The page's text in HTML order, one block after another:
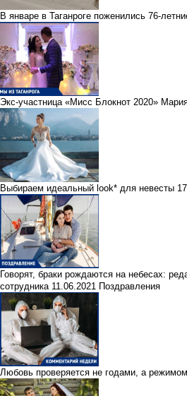
В январе в Таганроге поженились 76-
Экс-участница «Мисс Блокнот 2020»
Выбираем идеальный look* для невесты
Говорят, браки рождаются на небесах:
сотрудника 11.06.2021 Поздравления
Любовь проверяется не годами, а